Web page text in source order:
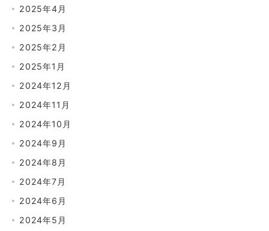
2025年4月
2025年3月
2025年2月
2025年1月
2024年12月
2024年11月
2024年10月
2024年9月
2024年8月
2024年7月
2024年6月
2024年5月